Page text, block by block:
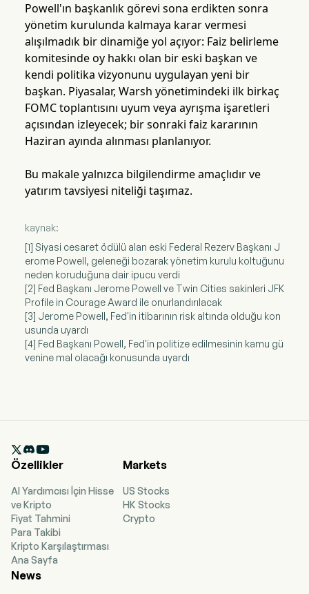
Powell'ın başkanlık görevi sona erdikten sonra
yönetim kurulunda kalmaya karar vermesi
alışılmadık bir dinamiğe yol açıyor: Faiz belirleme
komitesinde oy hakkı olan bir eski başkan ve
kendi politika vizyonunu uygulayan yeni bir
başkan. Piyasalar, Warsh yönetimindeki ilk birkaç
FOMC toplantısını uyum veya ayrışma işaretleri
açısından izleyecek; bir sonraki faiz kararının
Haziran ayında alınması planlanıyor.
Bu makale yalnızca bilgilendirme amaçlıdır ve
yatırım tavsiyesi niteliği taşımaz.
kaynak:
[1] Siyasi cesaret ödülü alan eski Federal Rezerv Başkanı J
erome Powell, geleneği bozarak yönetim kurulu koltuğunu
neden koruduğuna dair ipucu verdi
[2] Fed Başkanı Jerome Powell ve Twin Cities sakinleri JFK
Profile in Courage Award ile onurlandırılacak
[3] Jerome Powell, Fed'in itibarının risk altında olduğu kon
usunda uyardı
[4] Fed Başkanı Powell, Fed'in politize edilmesinin kamu gü
venine mal olacağı konusunda uyardı

Özellikler
AI Yardımcısı İçin Hisse
ve Kripto
Fiyat Tahmini
Para Takibi
Kripto Karşılaştırması
Ana Sayfa
Markets
US Stocks
HK Stocks
Crypto
News